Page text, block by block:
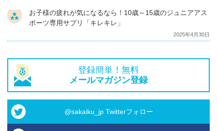
お子様の疲れが気になるなら！10歳～15歳のジュニアアス
ポーツ専用サプリ「キレキレ」
2025年4月30日
登録簡単！無料
メールマガジン登録
@sakaiku_jp Twitterフォロー